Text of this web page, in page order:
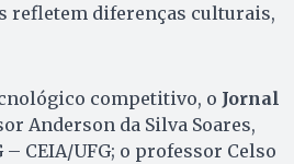
refletem diferenças culturais,
competitivo, o Jornal
Anderson da Silva Soares,
CEIA/UFG; o professor Celso